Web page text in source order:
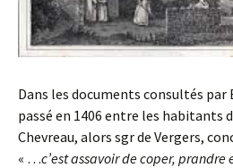
Dans les documents consultés par
passé en 1406 entre les habitants
Chevreau, alors sgr de Vergers,
« …c’est assavoir de coper, prandre